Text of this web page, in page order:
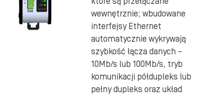
wewnętrznie; wbudowane
interfejsy Ethernet
automatycznie wykrywają
szybkość łącza danych –
10Mb/s lub 100Mb/s, tryb
komunikacji półdupleks lub
pełny dupleks oraz układ